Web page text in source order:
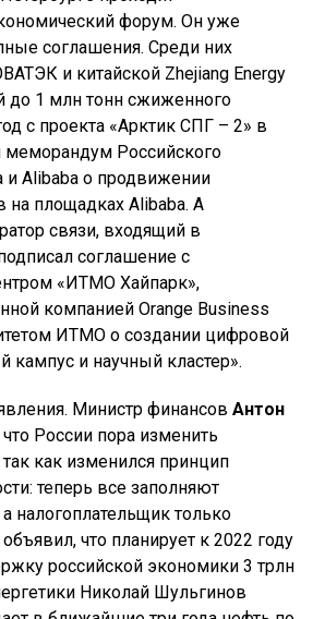
форум. Он уже
соглашения. Среди них
и китайской Zhejiang Energy
до 1 млн тонн сжиженного
с проекта «Арктик СПГ – 2» в
меморандум Российского
и Alibaba о продвижении
на площадках Alibaba. А
связи, входящий в
соглашение с
«ИТМО Хайпарк»,
компанией Orange Business
ИТМО о создании цифровой
кампус и научный кластер».
Министр финансов Антон
России пора изменить
как изменился принцип
теперь все заполняют
налогоплательщик только
объявил, что планирует к 2022 году
российской экономики 3 трлн
Николай Шульгинов